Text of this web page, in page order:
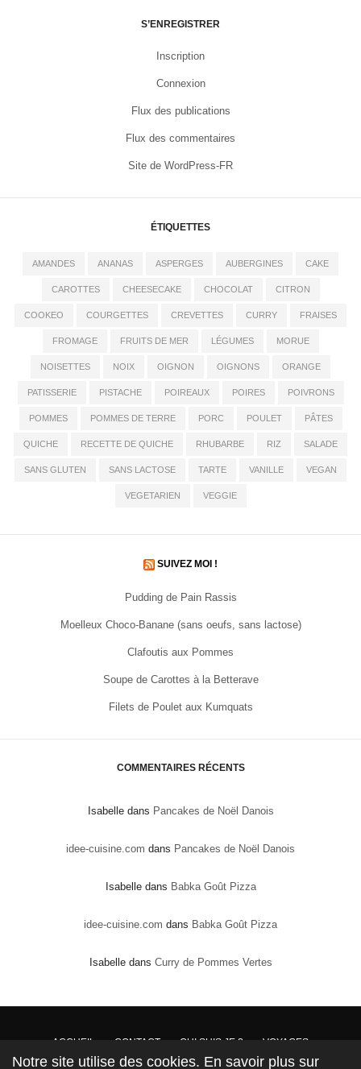
S’ENREGISTRER
Inscription
Connexion
Flux des publications
Flux des commentaires
Site de WordPress-FR
ÉTIQUETTES
AMANDES ANANAS ASPERGES AUBERGINES CAKE
CAROTTES CHEESECAKE CHOCOLAT CITRON
COOKEO COURGETTES CREVETTES CURRY FRAISES
FROMAGE FRUITS DE MER LÉGUMES MORUE
NOISETTES NOIX OIGNON OIGNONS ORANGE
PATISSERIE PISTACHE POIREAUX POIRES POIVRONS
POMMES POMMES DE TERRE PORC POULET PÂTES
QUICHE RECETTE DE QUICHE RHUBARBE RIZ SALADE
SANS GLUTEN SANS LACTOSE TARTE VANILLE VEGAN
VEGETARIEN VEGGIE
SUIVEZ MOI !
Pudding de Pain Rassis
Moelleux Choco-Banane (sans oeufs, sans lactose)
Clafoutis aux Pommes
Soupe de Carottes à la Betterave
Filets de Poulet aux Kumquats
COMMENTAIRES RÉCENTS
Isabelledans Pancakes de Noël Danois
idee-cuisine.com dans Pancakes de Noël Danois
Isabelledans Babka Goût Pizza
idee-cuisine.com dans Babka Goût Pizza
Isabelledans Curry de Pommes Vertes
ACCUEIL CONTACT QUI SUIS JE ? VOYAGES
DROITS DE PROPRIÉTÉ : Conformément à la loi, les textes, recettes et photos sont la
Notre site utilise des cookies. En savoir plus sur